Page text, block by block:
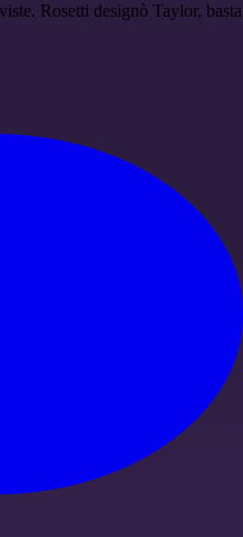
Rosetti designò Taylor, basta